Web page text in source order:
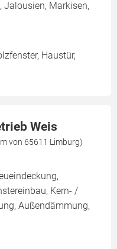
Jalousien, Markisen,
Haustür,
Weis
von 65611 Limburg)
Kern- /
Außendämmung,